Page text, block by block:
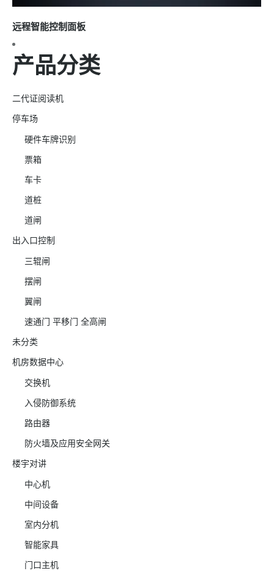
远程智能控制面板
产品分类
二代证阅读机
停车场
硬件车牌识别
票箱
车卡
道桩
道闸
出入口控制
三辊闸
摆闸
翼闸
速通门 平移门 全高闸
未分类
机房数据中心
交换机
入侵防御系统
路由器
防火墙及应用安全网关
楼宇对讲
中心机
中间设备
室内分机
智能家具
门口主机